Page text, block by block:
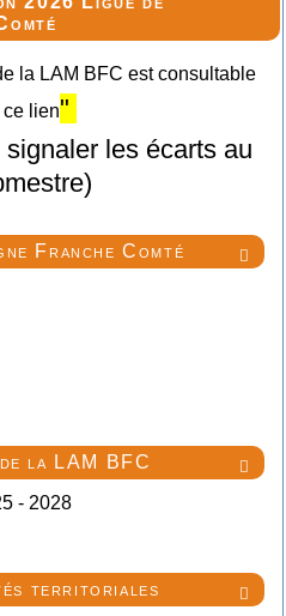

Franche Comté

la LAM BFC
- 2028

territoriales
la LAM BFC est consultable
ce lien"
les écarts au